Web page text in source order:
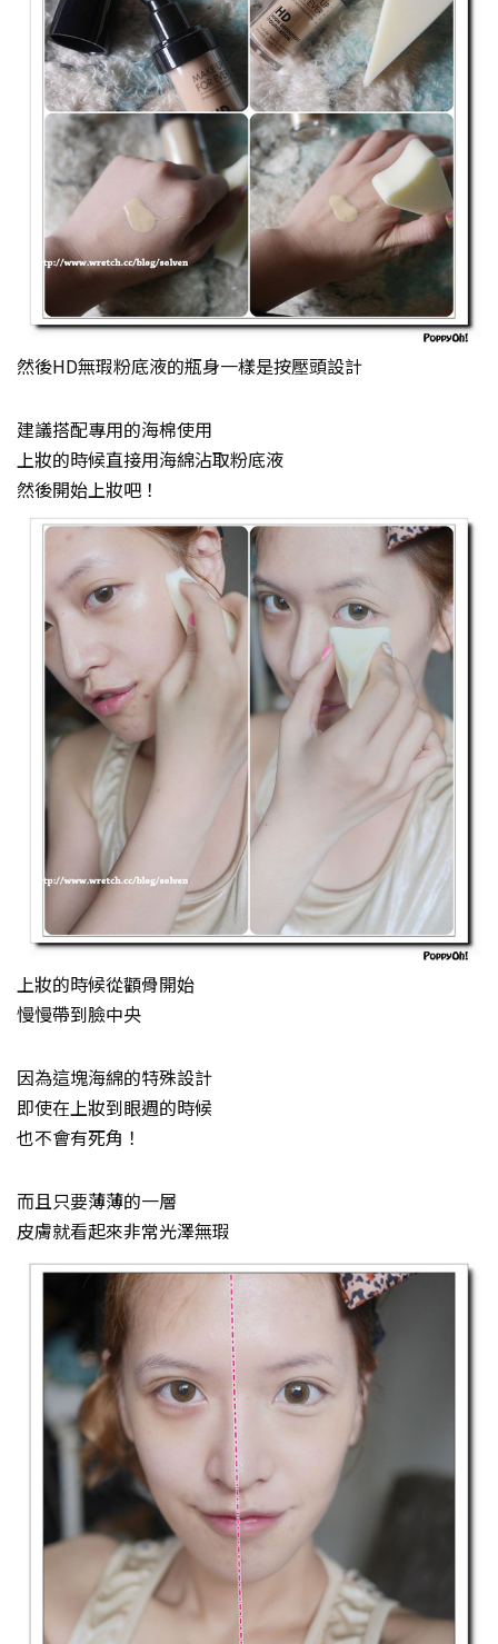
然後HD無瑕粉底液的瓶身一樣是按壓頭設計
建議搭配專用的海棉使用
上妝的時候直接用海綿沾取粉底液
然後開始上妝吧！
上妝的時候從顴骨開始
慢慢帶到臉中央
因為這塊海綿的特殊設計
即使在上妝到眼週的時候
也不會有死角！
而且只要薄薄的一層
皮膚就看起來非常光澤無瑕